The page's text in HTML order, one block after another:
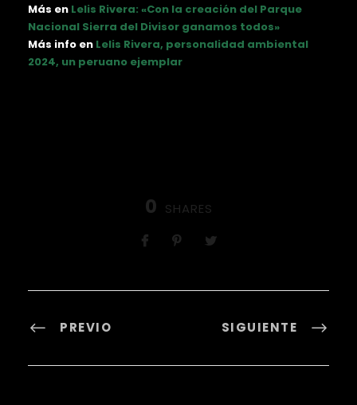
Más en Lelis Rivera: «Con la creación del Parque
Nacional Sierra del Divisor ganamos todos»
Más info en Lelis Rivera, personalidad ambiental
2024, un peruano ejemplar
0 SHARES
PREVIO SIGUIENTE